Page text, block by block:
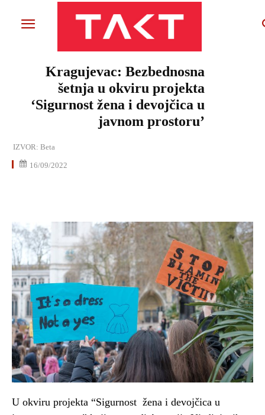
Kragujevac: Bezbednosna
šetnja u okviru projekta
‘Sigurnost žena i devojčica u
javnom prostoru’
IZVOR: Beta
16/09/2022
U okviru projekta “Sigurnost žena i devojčica u